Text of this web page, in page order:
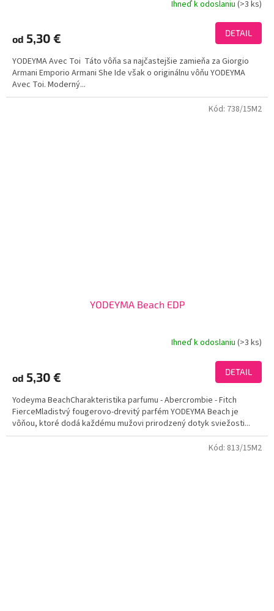
je
z
5
hviezdičiek.
Ihneď k odoslaniu(>3 ks)
od 5,30 € DETAIL
YODEYMA Avec Toi Táto vôňa sa najčastejšie zamieňa za Giorgio
Armani Emporio Armani She Ide však o originálnu vôňu YODEYMA
Avec Toi. Moderný...
YODEYMA Beach EDP
je
z
5
hviezdičiek.
Ihneď k odoslaniu(>3 ks)
od 5,30 € DETAIL
Yodeyma BeachCharakteristika parfumu - Abercrombie - Fitch
FierceMladistvý fougerovo-drevitý parfém YODEYMA Beach je
vôňou, ktoré dodá každému mužovi prirodzený dotyk sviežosti...
Kód: 738/15M2
Kód: 813/15M2